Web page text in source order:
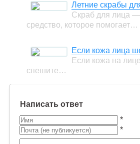
Летние скрабы
Скраб для лица —
средство, которое помогает…
Если кожа лица
Если кожа на
спешите…
Написать ответ
*
*